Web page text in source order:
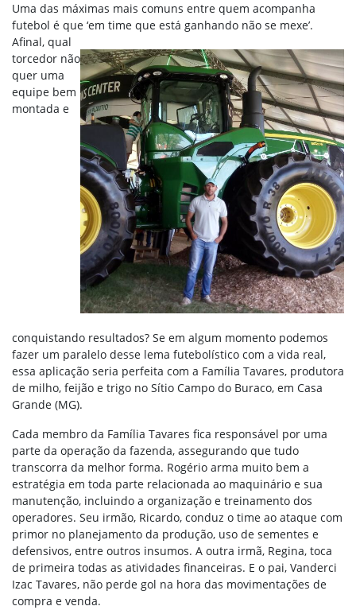
Uma das máximas mais comuns entre quem acompanha
futebol é que ‘em time que está ganhando não se mexe’.
Afinal, qual
torcedor não
quer uma
equipe bem
montada e
conquistando resultados? Se em algum momento podemos
fazer um paralelo desse lema futebolístico com a vida real,
essa aplicação seria perfeita com a Família Tavares, produtora
de milho, feijão e trigo no Sítio Campo do Buraco, em Casa
Grande (MG).
Cada membro da Família Tavares fica responsável por uma
parte da operação da fazenda, assegurando que tudo
transcorra da melhor forma. Rogério arma muito bem a
estratégia em toda parte relacionada ao maquinário e sua
manutenção, incluindo a organização e treinamento dos
operadores. Seu irmão, Ricardo, conduz o time ao ataque com
primor no planejamento da produção, uso de sementes e
defensivos, entre outros insumos. A outra irmã, Regina, toca
de primeira todas as atividades financeiras. E o pai, Vanderci
Izac Tavares, não perde gol na hora das movimentações de
compra e venda.